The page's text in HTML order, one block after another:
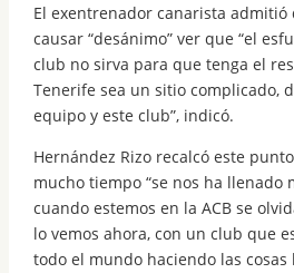
El exentrenador canarista admitió
causar “desánimo” ver que “el
club no sirva para que tenga el
Tenerife sea un sitio complicado,
equipo y este club”, indicó.
Hernández Rizo recalcó este
mucho tiempo “se nos ha llenado
cuando estemos en la ACB se
lo vemos ahora, con un club que
todo el mundo haciendo las cosas